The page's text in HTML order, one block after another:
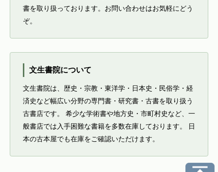
書を取り扱っております。お問い合わせはお気軽にどう
ぞ。
文生書院について
文生書院は、歴史・宗教・東洋学・日本史・民俗学・経
済史など幅広い分野の専門書・研究書・古書を取り扱う
古書店です。 希少な学術書や地方史・市町村史など、一
般書店では入手困難な書籍を多数在庫しております。 日
本の古本屋でも在庫をご確認いただけます。